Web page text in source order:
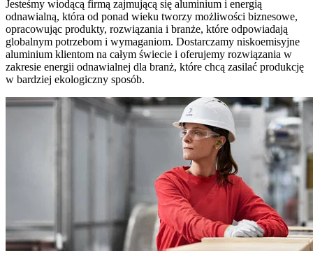
Jesteśmy wiodącą firmą zajmującą się aluminium i energią
odnawialną, która od ponad wieku tworzy możliwości biznesowe,
opracowując produkty, rozwiązania i branże, które odpowiadają
globalnym potrzebom i wymaganiom. Dostarczamy niskoemisyjne
aluminium klientom na całym świecie i oferujemy rozwiązania w
zakresie energii odnawialnej dla branż, które chcą zasilać produkcję
w bardziej ekologiczny sposób.